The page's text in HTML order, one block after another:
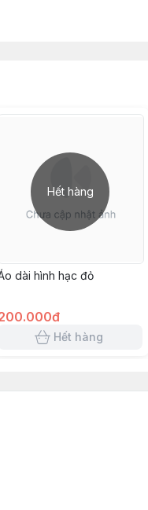
Hết hàng
dài hình hạc đỏ
Hết hàng